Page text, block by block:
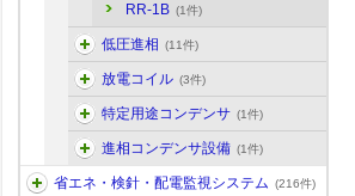
RR-1B (1件)
低圧進相 (11件)
放電コイル (3件)
特定用途コンデンサ (1件)
進相コンデンサ設備 (1件)
省エネ・検針・配電監視システム (216件)